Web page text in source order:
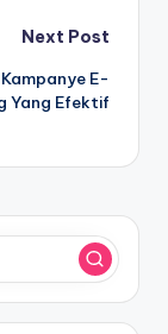
Next Post
Kampanye E-
Yang Efektif